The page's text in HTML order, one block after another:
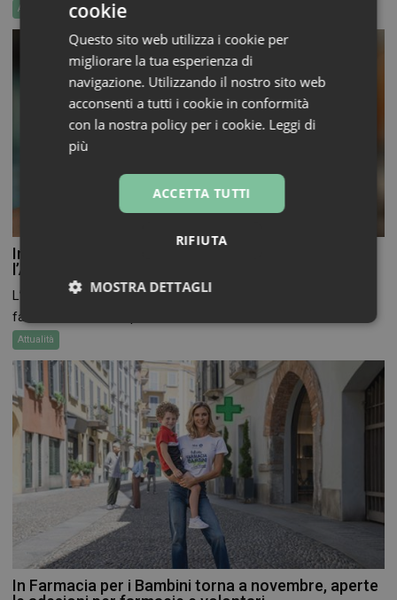
Attualità Mercato&Ricerche
Informazione sui farmaci: l’uso dell’IA secondo
l’Aifa
L’ingresso dell’Intelligenza artificiale nella comunicazione
farmaceutica non è più...
Attualità
In Farmacia per i Bambini torna a novembre, aperte
cookie
Questo sito web utilizza i cookie per
migliorare la tua esperienza di
navigazione. Utilizzando il nostro sito web
acconsenti a tutti i cookie in conformità
con la nostra policy per i cookie. Leggi di
più
ACCETTA TUTTI
RIFIUTA
MOSTRA DETTAGLI
Necessari Marketing
Non
Necessari Marketing Non classificati
I cookie necessari contribuiscono a rendere fruibile il
sito web abilitandone funzionalità di base quali la
navigazione sulle pagine e l'accesso alle aree
protette del sito. Il sito web non è in grado di
funzionare correttamente senza questi cookie.
NOME
FORNITORE/
DOMINIO
SCADENZA